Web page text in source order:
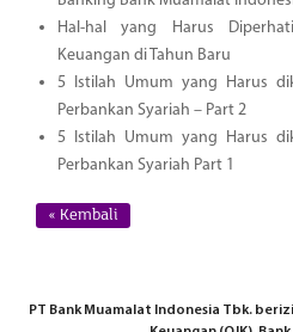
Hal-hal yang Harus
Keuangan di Tahun Baru
5 Istilah Umum yang Harus
Perbankan Syariah – Part 2
5 Istilah Umum yang Harus
Perbankan Syariah Part 1
« Kembali
PT Bank Muamalat Indonesia Tbk.